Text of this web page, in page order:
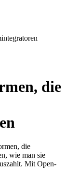
die
die
wie man sie
Mit Open-